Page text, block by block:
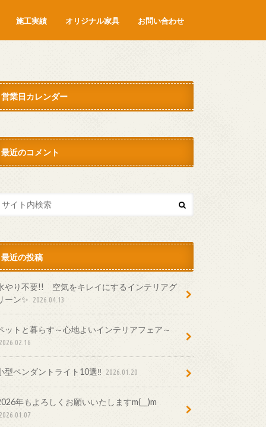
施工実績 オリジナル家具 お問い合わせ
営業日カレンダー
最近のコメント
最近の投稿
やり不要!! 空気をキレイにするインテリアグ
ーン✨
2026.04.13
ットと暮らす～心地よいインテリアフェア～
型ペンダントライト10選‼ 2026.01.20
年もよろしくお願いいたしますm(__)m